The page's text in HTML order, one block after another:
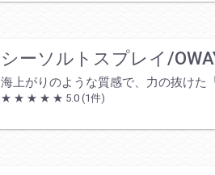
シーソルトスプレイ/
海上がりのような質感で、力の抜けた
★ ★ ★ ★ ★ 5.0 (1件)